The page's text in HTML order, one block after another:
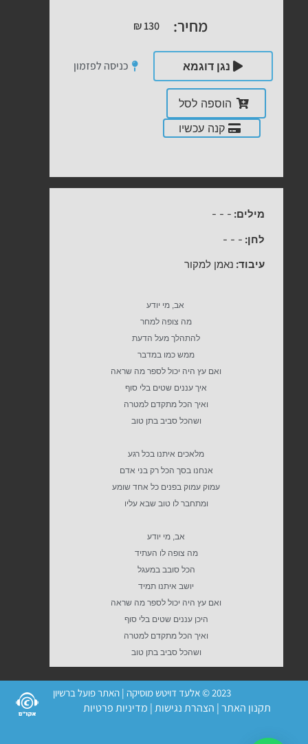
מחיר: ₪130
נגן דוגמא כניסה לפזמון
הוספה לסל
קנה עכשיו
מילים: -
-
-
לחן: -
-
-
עיבוד: נאמן למקור
אב, מי יודע
מה צופה למחר
להתהלך מעל הדעת
ממש כמו במדבר
ואם עץ היה יכול לספר מה שראה
איך עננים שטים בלי סוף
ואיך הכל מתקדם למטרה
ושהכל סביב בתן טוב
מלאכים איתנו בכל רגע
אנחנו בסך הכל רק בני אדם
עמוק עמוק בפנים כל אחד שומע
ומתחבר לו טוב שבא עליו
אב, מי יודע
מה צופה לו העתיד
הכל סובב במעגל
יושב איתנו תמיד
ואם עץ היה יכול לספר מה שראה
היכן עננים שטים בלי סוף
ואיך הכל מתקדם למטרה
ושהכל סביב בתן טוב
2023 © אלעד דויטש מוסיקה | האתר פועל ברשיון
תקנון האתר| הצהרת נגישות| מדיניות פרטיות